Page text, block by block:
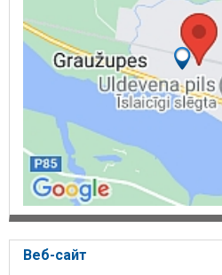
Сигулдская ул., LV-2150.,
26111616
"AIROK", OOO, Место продажи газа,
Мобильный телефон- 29993548,
"AIROK", OOO, Газоотвод, ул. парка,
Мобильный телефон - 26111616,
"AIROK", OOO, Газоотвод, Дзирнаву
Мобильный телефон- 29993548,
"AIROK", SIA, точка продаж Gāzu,
LV-5052., Мобильный телефон-
Веб-сайт